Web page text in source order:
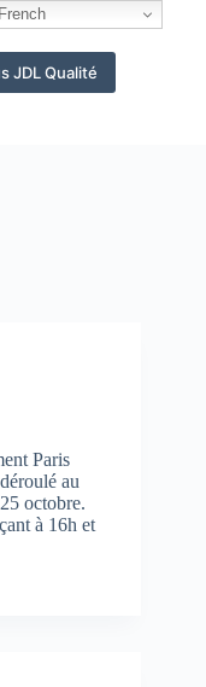
JDL Qualité
Paris
au
octobre.
à 16h et
French